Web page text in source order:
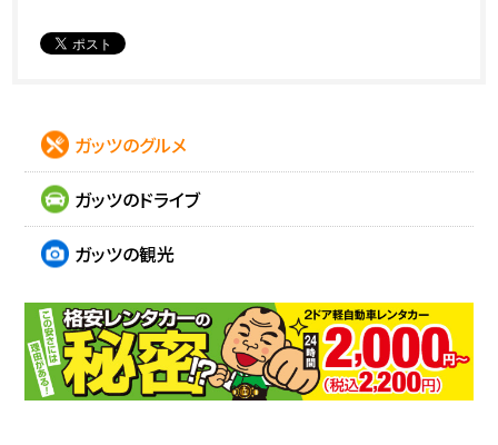
ガッツのグルメ
ガッツのドライブ
ガッツの観光